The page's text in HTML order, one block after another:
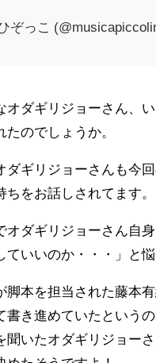
ぞっこ
オダギリジョーさん、
たのでしょうか。
ダギリジョーさんも今
ちをお話しされてます。
オダギリジョーさん自
ていいのか・・・」と悩
脚本を担当された藤本
書き進めていたというの
聞いたオダギリジョー